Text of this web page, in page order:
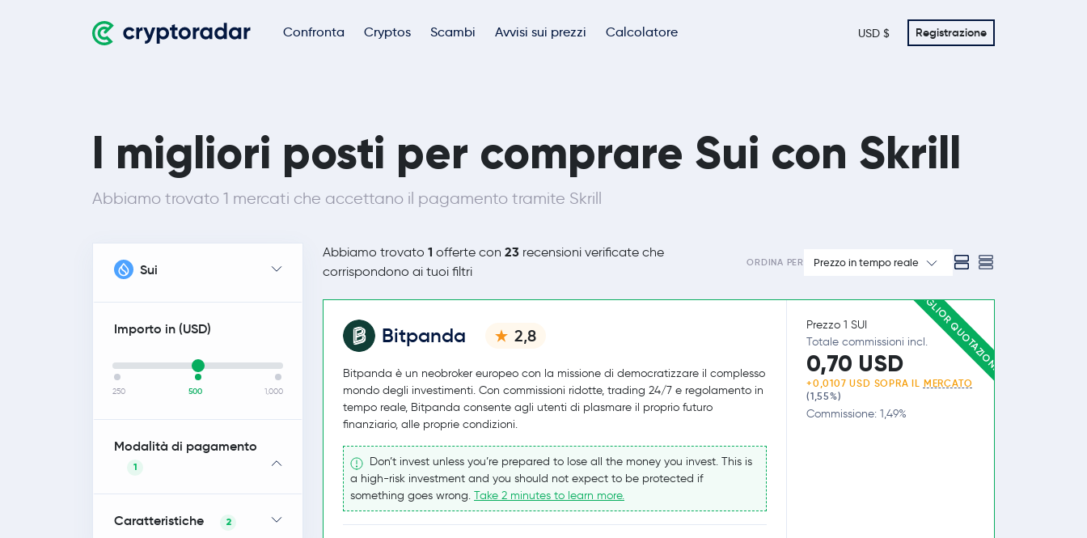
Confronta Cryptos Scambi Avvisi sui prezzi Calcolatore USD $ Registrazione
I migliori posti per comprare Sui con Skrill
Abbiamo trovato 1 mercati che accettano il pagamento tramite Skrill
Sui
Importo in (USD)
250 500 1,000
Modalità di pagamento
1
Caratteristiche 2
Abbiamo trovato 1 offerte con 23 recensioni verificate che
corrispondono ai tuoi filtri
ORDINA PER Prezzo in tempo reale
MIGLIOR QUOTAZIONE
Bitpanda 2,8
Bitpanda è un neobroker europeo con la missione di democratizzare il complesso
mondo degli investimenti. Con commissioni ridotte, trading 24/7 e regolamento in
tempo reale, Bitpanda consente agli utenti di plasmare il proprio futuro
finanziario, alle proprie condizioni.
Don’t invest unless you’re prepared to lose all the money you invest. This is
a high-risk investment and you should not expect to be protected if
something goes wrong. Take 2 minutes to learn more.
Prezzo 1 SUI
Totale commissioni incl.
0,70 USD
+0,0107 USD SOPRA IL MERCATO
(1,55%)
Commissione: 1,49%